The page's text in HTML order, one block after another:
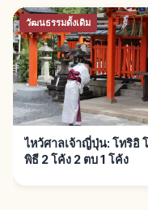
วัฒนธรรมดั้งเดิม
ไหว้ศาลเจ้าญี่ปุ่น: โทริอิ
พิธี 2 โค้ง 2 ตบ 1 โค้ง